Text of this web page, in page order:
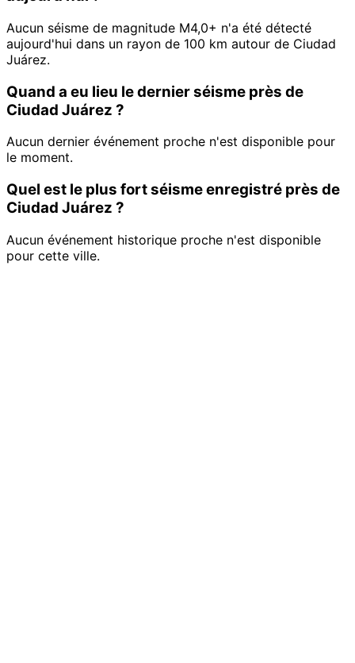
Aucun séisme de magnitude M4,0+ n'a été détecté
aujourd'hui dans un rayon de 100 km autour de Ciudad
Juárez.
Quand a eu lieu le dernier séisme près de
Ciudad Juárez ?
Aucun dernier événement proche n'est disponible pour
le moment.
Quel est le plus fort séisme enregistré près de
Ciudad Juárez ?
Aucun événement historique proche n'est disponible
pour cette ville.